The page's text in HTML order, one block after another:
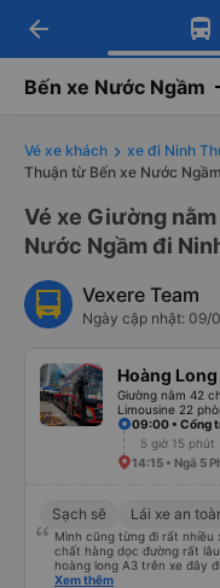
Tải
Nhận
Tải
-30k/
arrow_back
Bến xe Nước Ngầm
Vé xe khách xe đi Ninh
Thuận từ Bến xe Nước Ngầm
Vé xe Giường
Nước Ngầm đi
Vexere Team
Ngày cập nhật: 09/
Hoàng Long
Giường nằm 42
Limousine 22
09:00 • Cổng
5 giờ 15 phút
14:15 • Ngã 5
Sạch sẽ Lái xe an
Mình cũng từng đi rất nhiều
chất hàng dọc đường rất
hoàng long A3 trên xe đây
lo xe thoải mái vui tính sẽ
Xem thêm